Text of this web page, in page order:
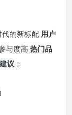
代的新标配 用户
与度高 热门品
议 ：